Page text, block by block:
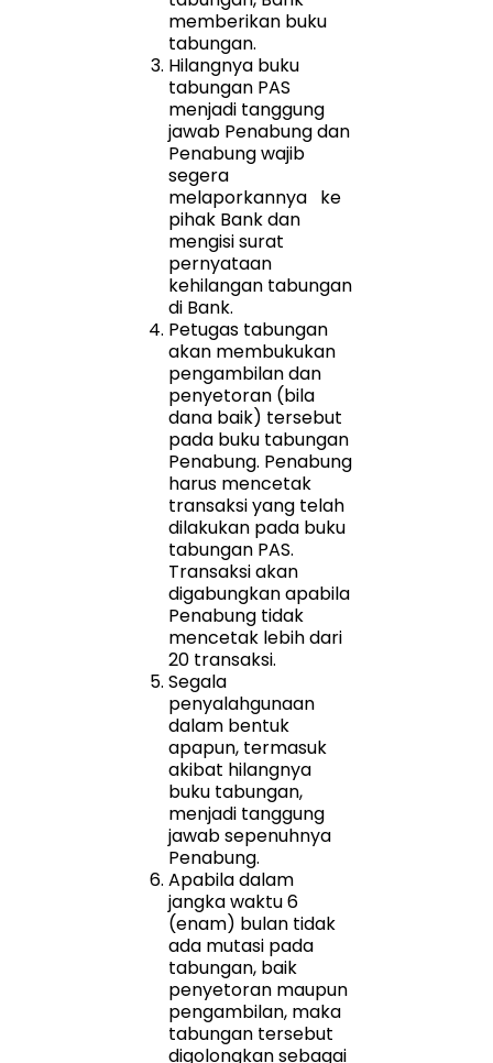
memberikan buku
tabungan.
Hilangnya buku
tabungan PAS
menjadi tanggung
jawab Penabung dan
Penabung wajib
segera
melaporkannya ke
pihak Bank dan
mengisi surat
pernyataan
kehilangan tabungan
di Bank.
Petugas tabungan
akan membukukan
pengambilan dan
penyetoran (bila
dana baik) tersebut
pada buku tabungan
Penabung. Penabung
harus mencetak
transaksi yang telah
dilakukan pada buku
tabungan PAS.
Transaksi akan
digabungkan apabila
Penabung tidak
mencetak lebih dari
20 transaksi.
Segala
penyalahgunaan
dalam bentuk
apapun, termasuk
akibat hilangnya
buku tabungan,
menjadi tanggung
jawab sepenuhnya
Penabung.
Apabila dalam
jangka waktu 6
(enam) bulan tidak
ada mutasi pada
tabungan, baik
penyetoran maupun
pengambilan, maka
tabungan tersebut
digolongkan sebagai